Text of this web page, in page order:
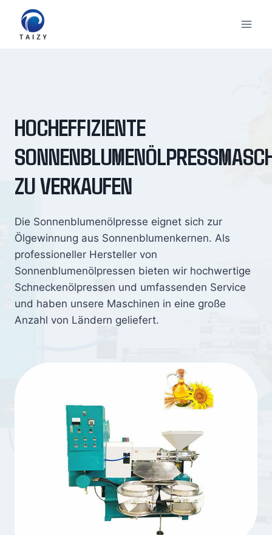
Inhalt
springen
HOCHEFFIZIENTE
ZU VERKAUFEN
Die Sonnenblumenölpresse eignet sich zur
Ölgewinnung aus Sonnenblumenkernen. Als
professioneller Hersteller von
Sonnenblumenölpressen bieten wir hochwertige
Schneckenölpressen und umfassenden Service
und haben unsere Maschinen in eine große
Anzahl von Ländern geliefert.